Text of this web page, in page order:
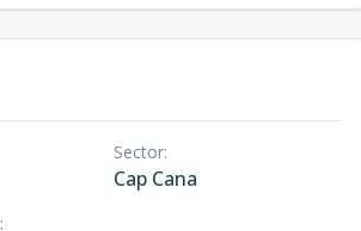
Sector:
Cap Cana
: